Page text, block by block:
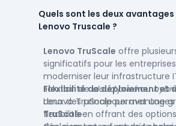
Quels sont les deux avantages
Lenovo Truscale ?
Lenovo TruScale offre
significatifs pour les
moderniser leur infrastructure
solution decloud privéou
deux des principaux
TruScale:
Flexibilité de déploiement et
Lenovo TruScale permet une
flexibilité en offrant des